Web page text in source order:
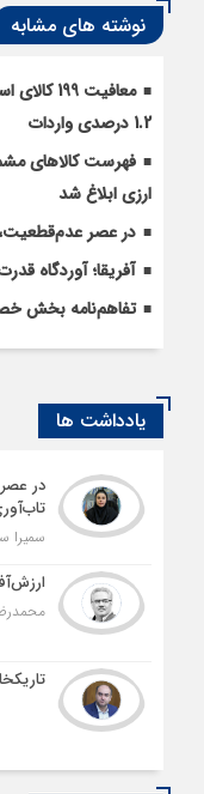
نوشته های مشابه
معافیت
1.2 درصدی واردات
فهرست کالاهای
ارزی ابلاغ شد
در عصر عدم‌قطعیت،
آفریقا؛ آوردگاه
تفاهم‌نامه بخش
یادداشت ها
در
سمیرا